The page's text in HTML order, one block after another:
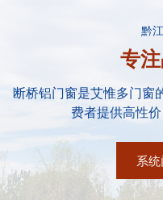
黔
专
断桥铝门窗是艾惟多门窗
费者提供高性
系